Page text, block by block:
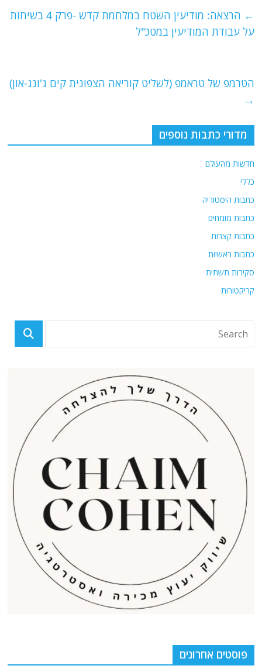
s
A
g
ra
l
er
e
k
←
הרצאה: מודיעין השטח במלחמת קדש -פרק 4 בשיחות
על עבודת המודיעין במטכ"ל
הטרמפ של טראמפ (לשליט קוריאה הצפונית קים ג'ונג-און)
→
מדורי כתבות נוספים
חדשות מהעולם
כללי
כתבות היסטוריה
כתבות מומחים
כתבות קצרות
כתבות ראשיות
סקירות תשתית
קריקטורות
פוסטים אחרונים